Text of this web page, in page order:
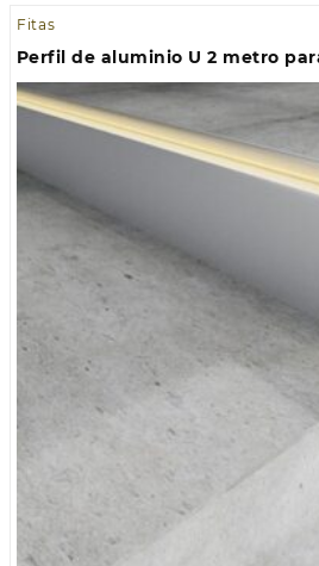
Fitas
Perfil de aluminio U 2 metro